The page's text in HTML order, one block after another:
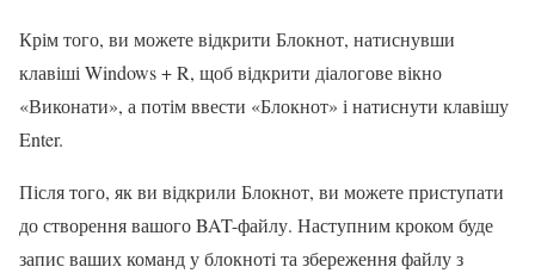
Крім того, ви можете відкрити Блокнот, натиснувши
клавіші Windows + R, щоб відкрити діалогове вікно
«Виконати», а потім ввести «Блокнот» і натиснути клавішу
Enter.
Після того, як ви відкрили Блокнот, ви можете приступати
до створення вашого BAT-файлу. Наступним кроком буде
запис ваших команд у блокноті та збереження файлу з